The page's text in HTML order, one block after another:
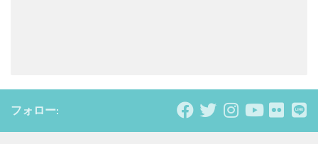
フォロー: